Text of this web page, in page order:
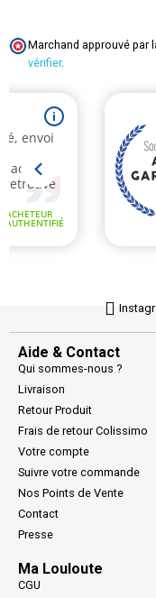
Marchand approuvé par
vérifier.
Aide & Contact
Qui sommes-nous ?
Livraison
Retour Produit
Frais de retour Colissimo
Votre compte
Suivre votre commande
Nos Points de Vente
Contact
Presse
Ma Louloute
CGU